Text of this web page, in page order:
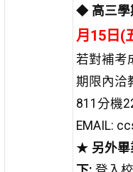
◆ 高三
月15日(
若對補考
期限內洽
811分機
EMAIL:
★ 另外